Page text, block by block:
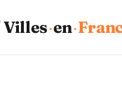
Villes·en·